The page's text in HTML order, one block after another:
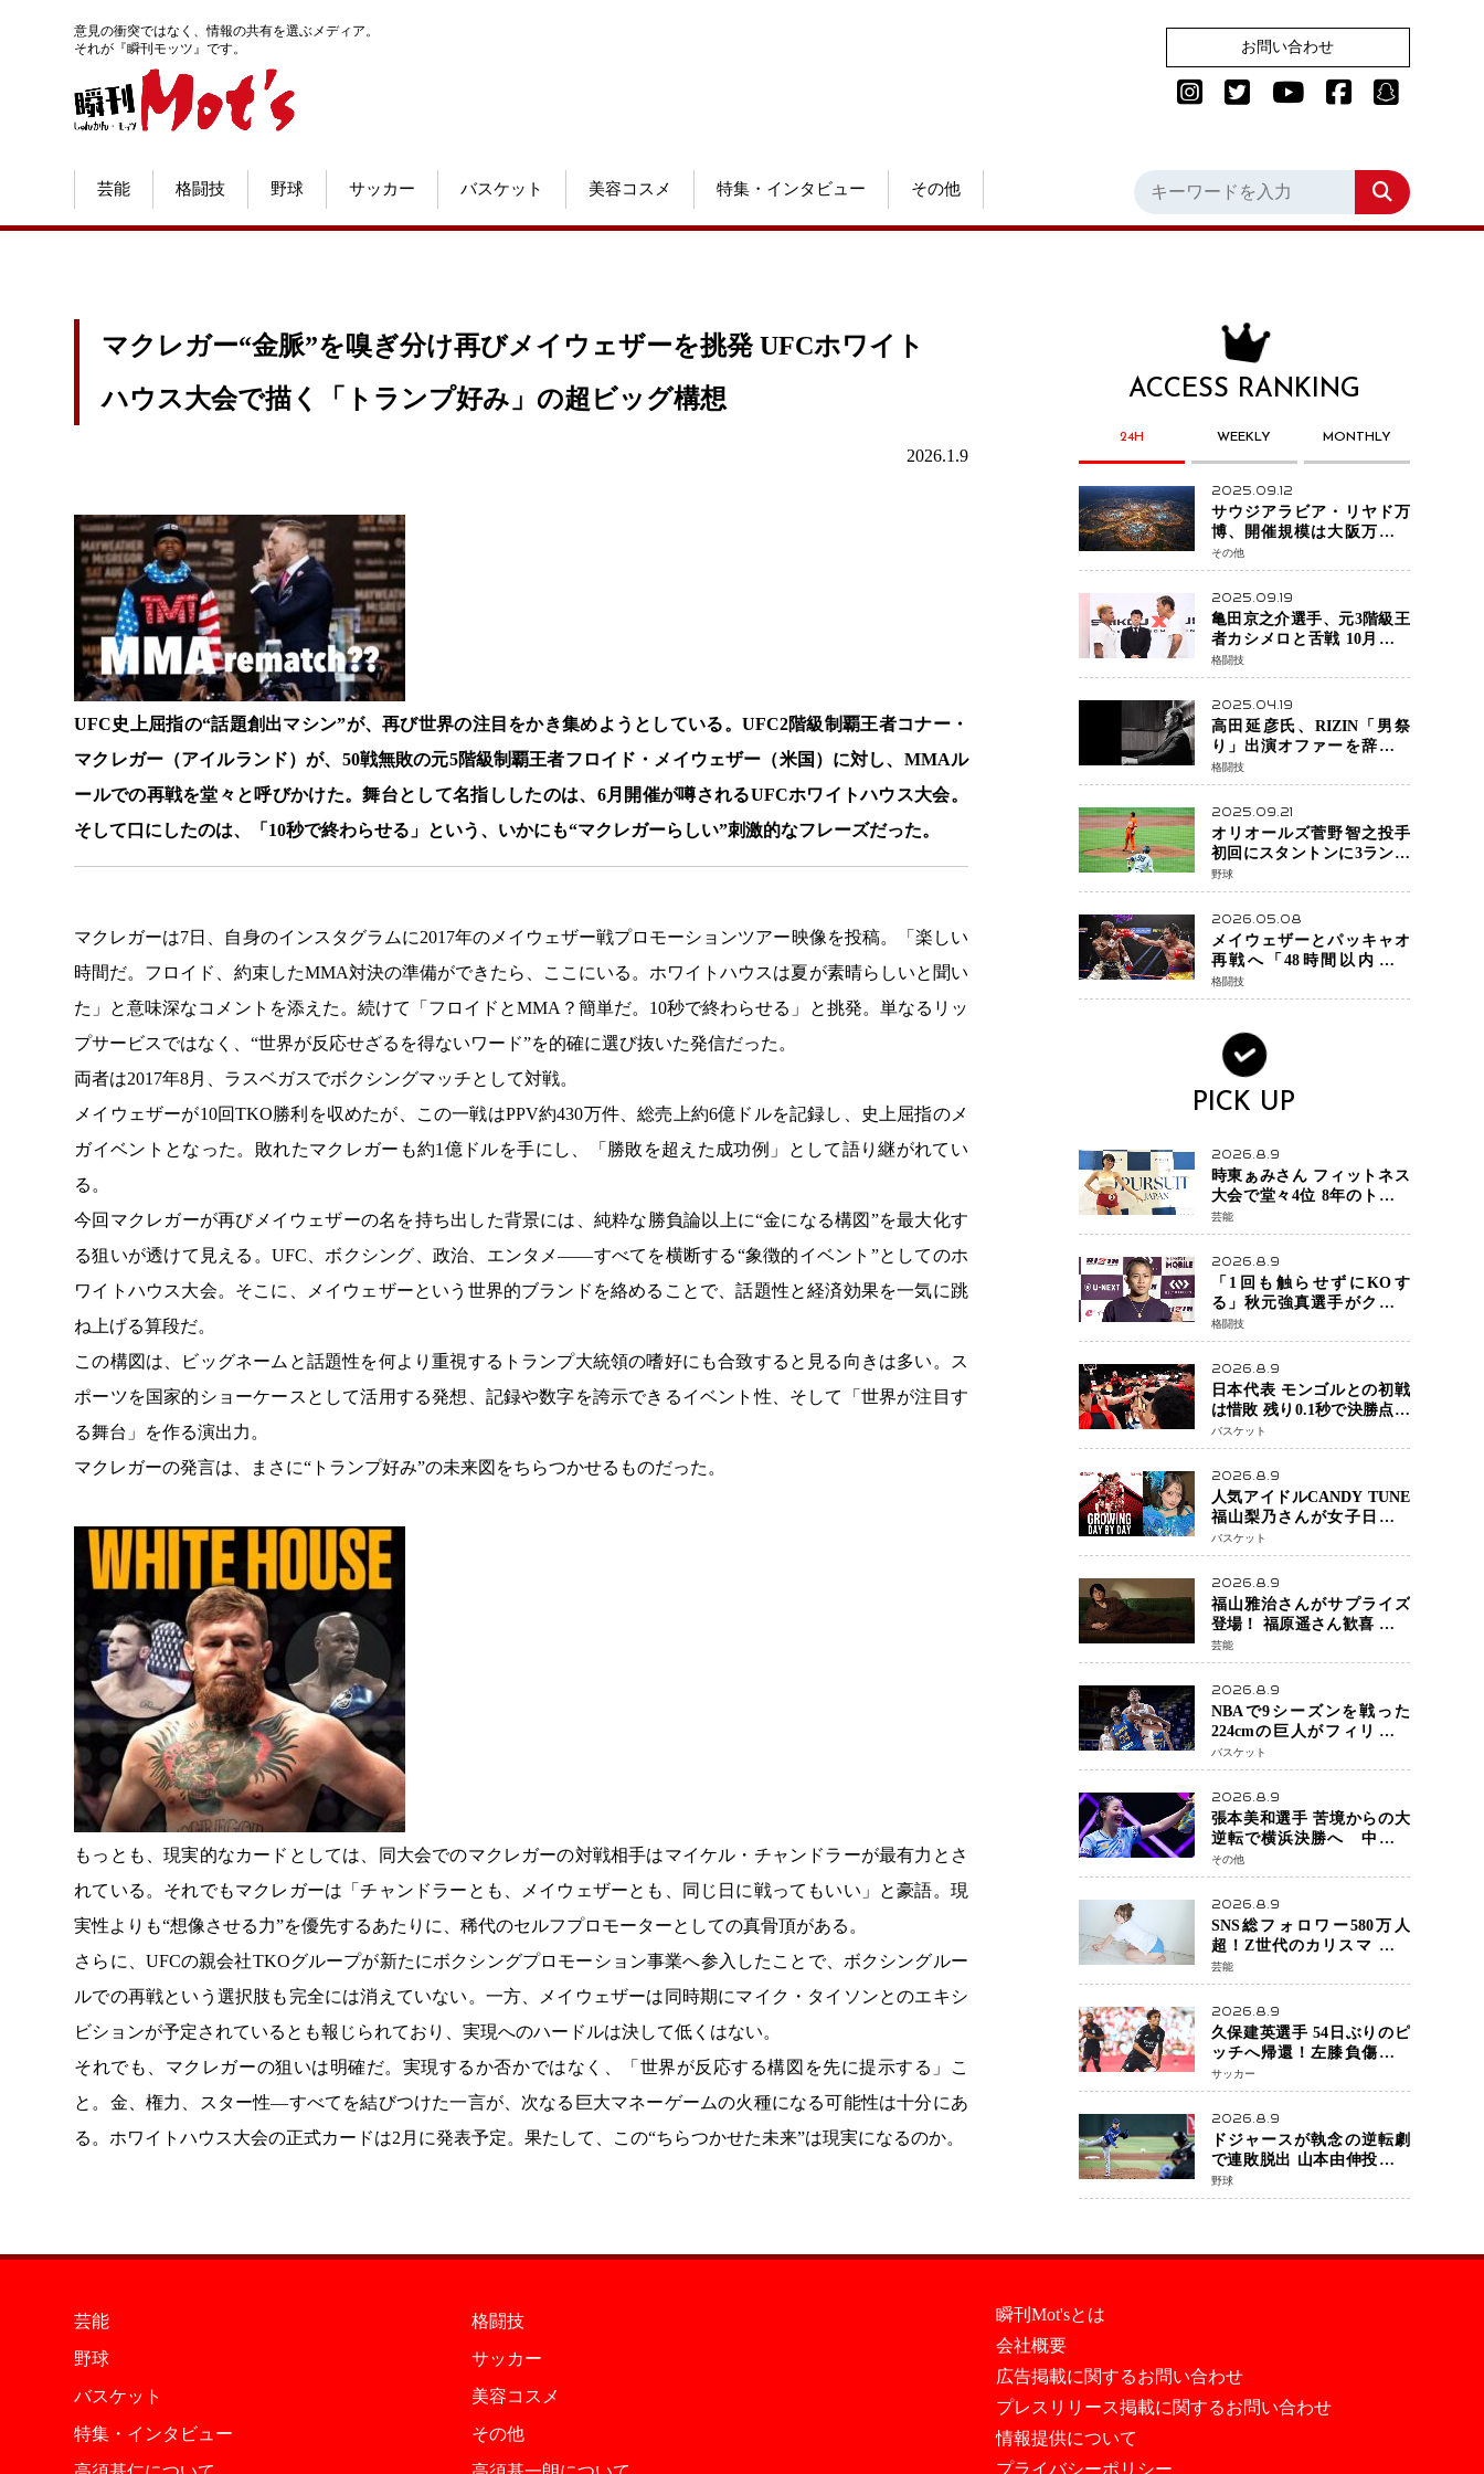
意見の衝突ではなく、情報の共有を選ぶメディア。
それが『瞬刊モッツ』です。
お問い合わせ
芸能 格闘技 野球 サッカー バスケット 美容コスメ 特集・インタビュー その他
マクレガー“金脈”を嗅ぎ分け再びメイウェザーを挑発 UFCホワイト
ハウス大会で描く「トランプ好み」の超ビッグ構想
2026.1.9
UFC史上屈指の“話題創出マシン”が、再び世界の注目をかき集めようとしている。UFC2階級制覇王者コナー・
マクレガー（アイルランド）が、50戦無敗の元5階級制覇王者フロイド・メイウェザー（米国）に対し、MMAル
ールでの再戦を堂々と呼びかけた。舞台として名指ししたのは、6月開催が噂されるUFCホワイトハウス大会。
そして口にしたのは、「10秒で終わらせる」という、いかにも“マクレガーらしい”刺激的なフレーズだった。
マクレガーは7日、自身のインスタグラムに2017年のメイウェザー戦プロモーションツアー映像を投稿。「楽しい
時間だ。フロイド、約束したMMA対決の準備ができたら、ここにいる。ホワイトハウスは夏が素晴らしいと聞い
た」と意味深なコメントを添えた。続けて「フロイドとMMA？簡単だ。10秒で終わらせる」と挑発。単なるリッ
プサービスではなく、“世界が反応せざるを得ないワード”を的確に選び抜いた発信だった。
両者は2017年8月、ラスベガスでボクシングマッチとして対戦。
メイウェザーが10回TKO勝利を収めたが、この一戦はPPV約430万件、総売上約6億ドルを記録し、史上屈指のメ
ガイベントとなった。敗れたマクレガーも約1億ドルを手にし、「勝敗を超えた成功例」として語り継がれてい
る。
今回マクレガーが再びメイウェザーの名を持ち出した背景には、純粋な勝負論以上に“金になる構図”を最大化す
る狙いが透けて見える。UFC、ボクシング、政治、エンタメ――すべてを横断する“象徴的イベント”としてのホ
ワイトハウス大会。そこに、メイウェザーという世界的ブランドを絡めることで、話題性と経済効果を一気に跳
ね上げる算段だ。
この構図は、ビッグネームと話題性を何より重視するトランプ大統領の嗜好にも合致すると見る向きは多い。ス
ポーツを国家的ショーケースとして活用する発想、記録や数字を誇示できるイベント性、そして「世界が注目す
る舞台」を作る演出力。
マクレガーの発言は、まさに“トランプ好み”の未来図をちらつかせるものだった。
もっとも、現実的なカードとしては、同大会でのマクレガーの対戦相手はマイケル・チャンドラーが最有力とさ
れている。それでもマクレガーは「チャンドラーとも、メイウェザーとも、同じ日に戦ってもいい」と豪語。現
実性よりも“想像させる力”を優先するあたりに、稀代のセルフプロモーターとしての真骨頂がある。
さらに、UFCの親会社TKOグループが新たにボクシングプロモーション事業へ参入したことで、ボクシングルー
ルでの再戦という選択肢も完全には消えていない。一方、メイウェザーは同時期にマイク・タイソンとのエキシ
ビションが予定されているとも報じられており、実現へのハードルは決して低くはない。
それでも、マクレガーの狙いは明確だ。実現するか否かではなく、「世界が反応する構図を先に提示する」こ
と。金、権力、スター性―すべてを結びつけた一言が、次なる巨大マネーゲームの火種になる可能性は十分にあ
る。ホワイトハウス大会の正式カードは2月に発表予定。果たして、この“ちらつかせた未来”は現実になるのか。
ACCESS RANKING
24H WEEKLY MONTHLY
2025.09.12
サウジアラビア・リヤド万
博、開催規模は大阪万博の
約4倍！2030年に開幕予定
その他
2025.09.19
亀田京之介選手、元3階級王
者カシメロと舌戦 10月対戦
格闘技
2025.04.19
高田延彦氏、RIZIN「男祭
り」出演オファーを辞退
統括本部長時代の役目「す
でに終えています」と明言
格闘技
2025.09.21
オリオールズ菅野智之投手
初回にスタントンに3ラン被
弾 3回6安打4失点で降板
野球
2026.05.08
メイウェザーとパッキャオ
再戦へ「48時間以内に決
着」公式戦かエキシビショ
ンか混迷続く
格闘技
PICK UP
2026.8.9
時東ぁみさん フィットネス
大会で堂々4位 8年のトレー
ニングが生んだ健康美「4位
になってホッとしていま
す」
芸能
2026.8.9
「1回も触らせずにKOす
る」秋元強真選手がクレベ
ル・コイケ戦に自信 青木
真也と2カ月の寝技対策「引
き込まれても大丈夫」
格闘技
2026.8.9
日本代表 モンゴルとの初戦
は惜敗 残り0.1秒で決勝点を
許すもハーパージュニア15
得点 カーク18得点と存在感
バスケット
2026.8.9
人気アイドルCANDY TUNE
福山梨乃さんが女子日本代
表戦に登場 8月14日「三井不
動産カップ」でスペシャル
ゲスト 大のバスケ好きと
して魅力を発信
バスケット
2026.8.9
福山雅治さんがサプライズ
登場！ 福原遥さん歓喜 主演
映画『あの星が降る丘で、
君とまた出会いたい。』舞
台あいさつ
芸能
2026.8.9
NBAで9シーズンを戦った
224cmの巨人がフィリピン
へ ボバン・マリヤノビッチ
ジョーンズカップで新たな
挑戦
バスケット
2026.8.9
張本美和選手 苦境からの大
逆転で横浜決勝へ 中国の
難敵・王芸迪選手を撃破
「ここからまた行くぞ」
兄・智和選手との兄妹Vにも
期待
その他
2026.8.9
SNS総フォロワー580万人
超！Z世代のカリスマ さく
らさん 待望の1st写真集が11
月5日発売決定 沖縄で“今し
か残せない姿”を撮影
芸能
2026.8.9
久保建英選手 54日ぶりのピ
ッチへ帰還！左膝負傷から
待望の実戦復帰
サッカー
2026.8.9
ドジャースが執念の逆転劇
で連敗脱出 山本由伸投手は
107球の力投 大谷翔平選手が
延長10回に勝利を呼び込む
野球
芸能
格闘技
野球
サッカー
バスケット
美容コスメ
特集・インタビュー
その他
瞬刊Mot'sとは
会社概要
広告掲載に関するお問い合わせ
プレスリリース掲載に関するお問い合わせ
情報提供について
プライバシーポリシー